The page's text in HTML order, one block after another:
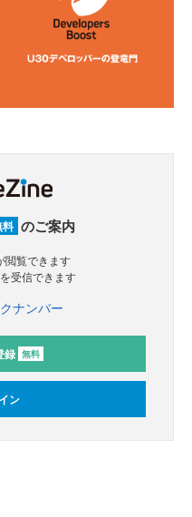
料 のご案内
閲覧できます
受信できます
ナンバー
録 無料
ン